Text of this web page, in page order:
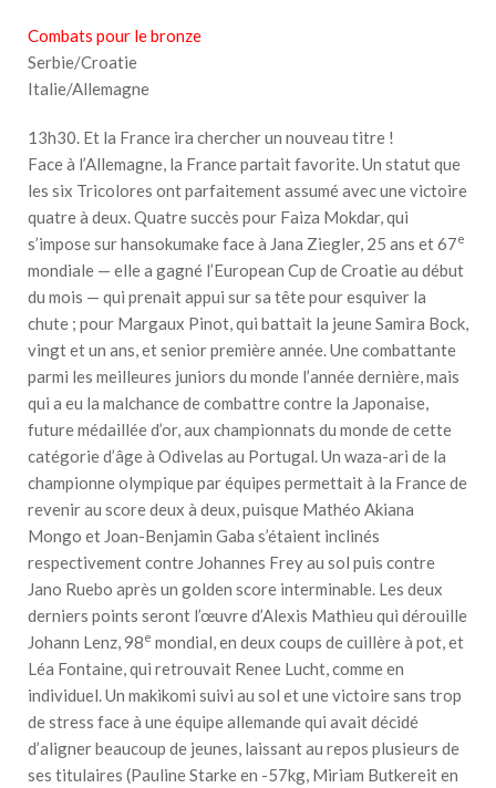
Combats pour le bronze
Serbie/Croatie
Italie/Allemagne
13h30. Et la France ira chercher un nouveau titre !
Face à l’Allemagne, la France partait favorite. Un statut que
les six Tricolores ont parfaitement assumé avec une victoire
quatre à deux. Quatre succès pour Faiza Mokdar, qui
s’impose sur hansokumake face à Jana Ziegler, 25 ans et 67e
mondiale — elle a gagné l’European Cup de Croatie au début
du mois — qui prenait appui sur sa tête pour esquiver la
chute ; pour Margaux Pinot, qui battait la jeune Samira Bock,
vingt et un ans, et senior première année. Une combattante
parmi les meilleures juniors du monde l’année dernière, mais
qui a eu la malchance de combattre contre la Japonaise,
future médaillée d’or, aux championnats du monde de cette
catégorie d’âge à Odivelas au Portugal. Un waza-ari de la
championne olympique par équipes permettait à la France de
revenir au score deux à deux, puisque Mathéo Akiana
Mongo et Joan-Benjamin Gaba s’étaient inclinés
respectivement contre Johannes Frey au sol puis contre
Jano Ruebo après un golden score interminable. Les deux
derniers points seront l’œuvre d’Alexis Mathieu qui dérouille
Johann Lenz, 98e mondial, en deux coups de cuillère à pot, et
Léa Fontaine, qui retrouvait Renee Lucht, comme en
individuel. Un makikomi suivi au sol et une victoire sans trop
de stress face à une équipe allemande qui avait décidé
d’aligner beaucoup de jeunes, laissant au repos plusieurs de
ses titulaires (Pauline Starke en -57kg, Miriam Butkereit en